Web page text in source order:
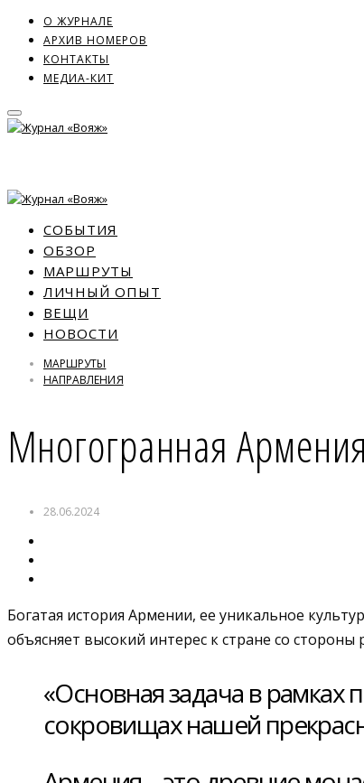
О ЖУРНАЛЕ
АРХИВ НОМЕРОВ
КОНТАКТЫ
МЕДИА-КИТ
СОБЫТИЯ
ОБЗОР
МАРШРУТЫ
ЛИЧНЫЙ ОПЫТ
ВЕЩИ
НОВОСТИ
МАРШРУТЫ
НАПРАВЛЕНИЯ
Многогранная Армения
28.06.2024
Богатая история Армении, ее уникальное
объясняет высокий интерес к стране со стороны
«Основная задача в
сокровищах нашей